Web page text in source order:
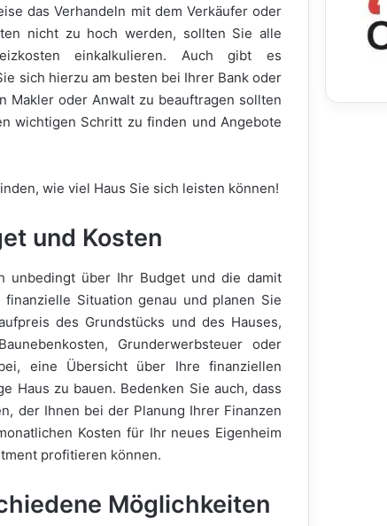
das Verhandeln mit dem Verkäufer oder
nicht zu hoch werden, sollten Sie alle
einkalkulieren. Auch gibt es
sich hierzu am besten bei Ihrer Bank oder
Makler oder Anwalt zu beauftragen sollten
wichtigen Schritt zu finden und Angebote
wie viel Haus Sie sich leisten können!
und Kosten
unbedingt über Ihr Budget und die damit
Situation genau und planen Sie
des Grundstücks und des Hauses,
Grunderwerbsteuer oder
eine Übersicht über Ihre finanziellen
Haus zu bauen. Bedenken Sie auch, dass
der Ihnen bei der Planung Ihrer Finanzen
Kosten für Ihr neues Eigenheim
profitieren können.
Möglichkeiten